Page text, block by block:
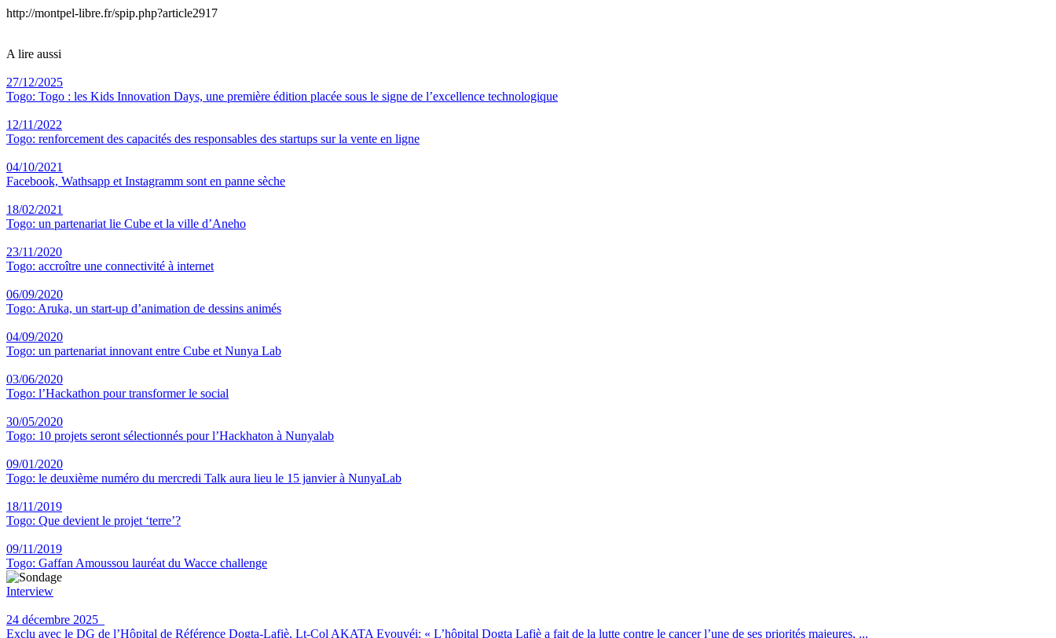
http://montpel-libre.fr/spip.php?article2917
A lire aussi
27/12/2025
Togo: Togo : les Kids Innovation Days, une première édition placée sous le signe de l’excellence technologique
12/11/2022
Togo: renforcement des capacités des responsables des startups sur la vente en ligne
04/10/2021
Facebook, Wathsapp et Instagramm sont en panne sèche
18/02/2021
Togo: un partenariat lie Cube et la ville d’Aneho
23/11/2020
Togo: accroître une connectivité à internet
06/09/2020
Togo: Aruka, un start-up d’animation de dessins animés
04/09/2020
Togo: un partenariat innovant entre Cube et Nunya Lab
03/06/2020
Togo: l’Hackathon pour transformer le social
30/05/2020
Togo: 10 projets seront sélectionnés pour l’Hackhaton à Nunyalab
09/01/2020
Togo: le deuxième numéro du mercredi Talk aura lieu le 15 janvier à NunyaLab
18/11/2019
Togo: Que devient le projet ‘terre’?
09/11/2019
Togo: Gaffan Amoussou lauréat du Wacce challenge
Interview
24 décembre 2025
Exclu avec le DG de l’Hôpital de Référence Dogta-Lafiè, Lt-Col AKATA Eyouvéi: « L’hôpital Dogta Lafiè a fait de la lutte contre le cancer l’une de ses priorités majeures, ...